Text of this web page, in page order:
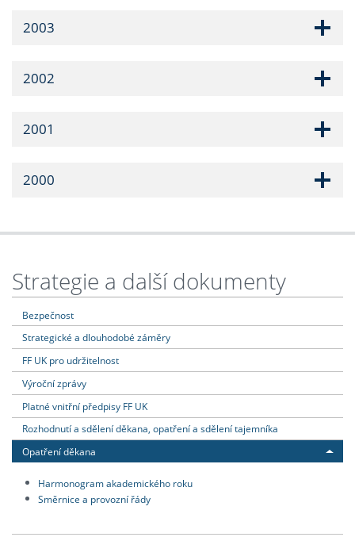
2003
2002
2001
2000
Strategie a další dokumenty
Bezpečnost
Strategické a dlouhodobé záměry
FF UK pro udržitelnost
Výroční zprávy
Platné vnitřní předpisy FF UK
Rozhodnutí a sdělení děkana, opatření a sdělení tajemníka
Opatření děkana
Harmonogram akademického roku
Směrnice a provozní řády